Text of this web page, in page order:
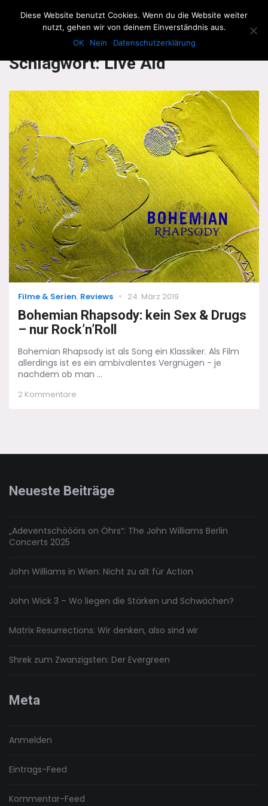
The Howling Men
Schlagwort:Live Aid
Categories
Filme & Serien, Reviews
Posted
on
24. März 2019
Bohemian Rhapsody: kein Sex & Drugs
– nur Rock’n’Roll
Bohemian Rhapsody ist als Song ein Klassiker. Als Film
allerdings ist es ein ambivalentes Vergnügen - je
nachdem ob man ...
2 Kommentare
Rock’n’Roll
Neueste Beiträge
„Adeventschööörs on Öhrs“: The John Williams Berlin
Concerts 2025
John Williams in Wien: Nicht zu alt für Action
John Wick 3 – Wo liegen die Stärken und Schwächen?
Matrix Resurrections: Wir denken, also sind wir
Shrek zum Zwanzigsten: Der Evergreen
Meta
Anmelden
Eintrags-Feed
Kommentar-Feed
Diese Website benutzt Cookies. Wenn du die Website weiter
nutzt, gehen wir von deinem Einverständnis aus.
OK
Nein Datenschutzerklärung